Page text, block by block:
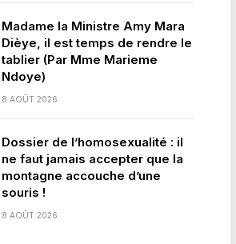
Madame la Ministre Amy Mara
Dièye, il est temps de rendre le
tablier (Par Mme Marieme
Ndoye)
8 AOÛT 2026
Dossier de l’homosexualité : il
ne faut jamais accepter que la
montagne accouche d’une
souris !
8 AOÛT 2026